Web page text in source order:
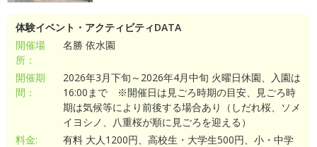
体験イベント・アクティビティDATA
開催場
所：
名勝 依水園
開催期
間：
2026年3月下旬～2026年4月中旬 火曜日休園、入園は
16:00まで ※開催日は見ごろ時期の目安、見ごろ時
期は気候等により前後する場合あり（しだれ桜、ソメ
イヨシノ、八重桜が順に見ごろを迎える）
料金:
有料 大人1200円、高校生・大学生500円、小・中学